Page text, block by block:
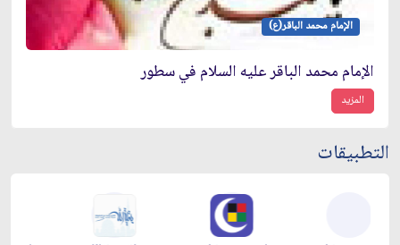
الإمام محمد الباقر(ع)
الإمام محمد الباقر عليه السلام في سطور
المزيد
التطبيقات